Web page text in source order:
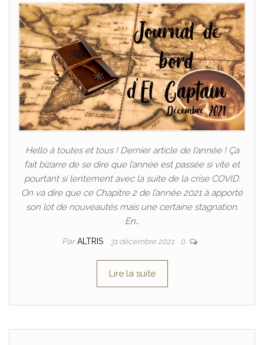
Hello à toutes et tous ! Dernier article de l’année ! Ça
fait bizarre de se dire que l’année est passée si vite et
pourtant si lentement avec la suite de la crise COVID.
On va dire que ce Chapitre 2 de l’année 2021 à apporté
son lot de nouveautés mais une certaine stagnation.
En…
ParALTRIS 31 décembre 2021 0
Lire la suite